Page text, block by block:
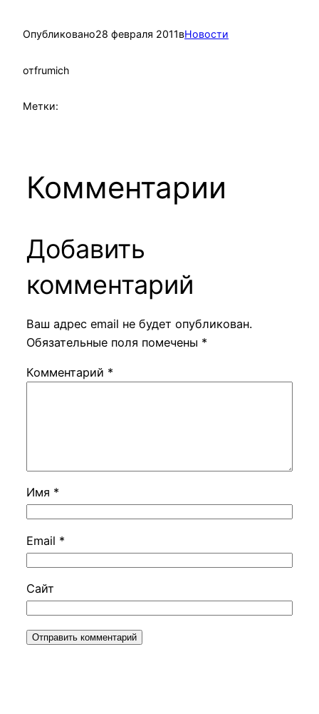
Опубликовано28 февраля 2011вНовости
отfrumich
Метки:
Комментарии
Добавить
комментарий
Ваш адрес email не будет опубликован.
Обязательные поля помечены *
Комментарий *
Имя *
Email *
Сайт